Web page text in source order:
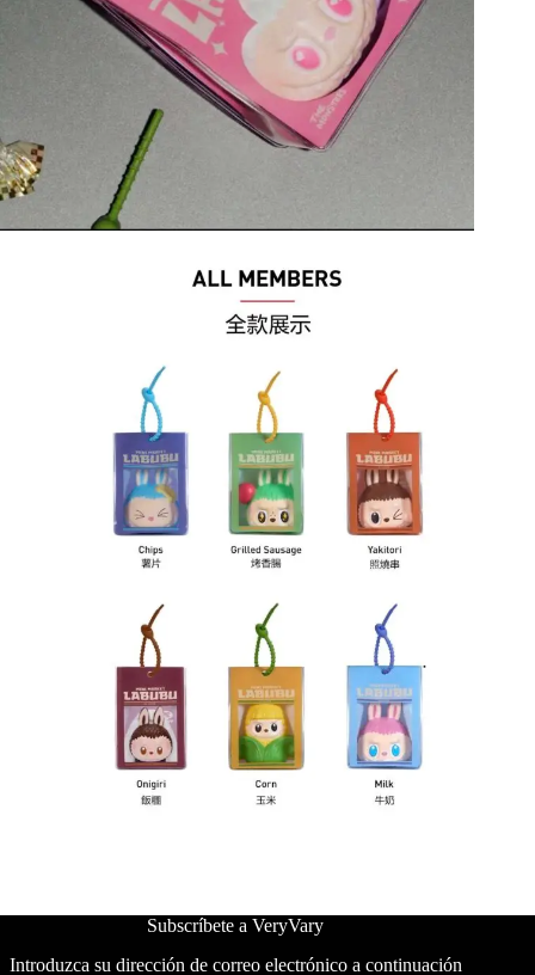
Subscríbete a VeryVary
Introduzca su dirección de correo electrónico a continuación